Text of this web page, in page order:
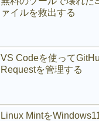
ァイルを救出する
VS Codeを使って
Requestを管理する
Linux Mintを